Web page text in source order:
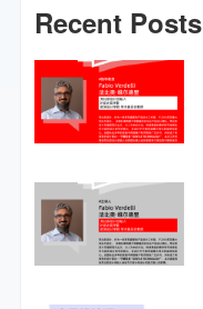
Recent Posts